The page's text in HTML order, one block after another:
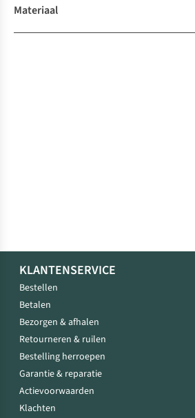
Materiaal
KLANTENSERVICE
Bestellen
Betalen
Bezorgen & afhalen
Retourneren & ruilen
Bestelling herroepen
Garantie & reparatie
Actievoorwaarden
Klachten